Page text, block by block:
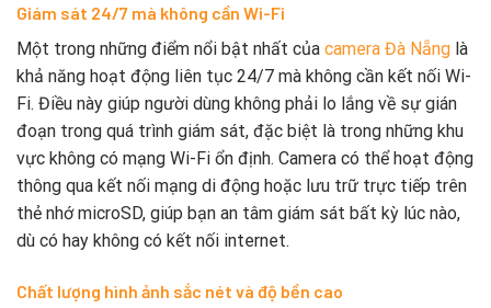
Giám sát 24/7 mà không cần Wi-Fi
Một trong những điểm nổi bật nhất của camera Đà Nẵng là
khả năng hoạt động liên tục 24/7 mà không cần kết nối Wi-
Fi. Điều này giúp người dùng không phải lo lắng về sự gián
đoạn trong quá trình giám sát, đặc biệt là trong những khu
vực không có mạng Wi-Fi ổn định. Camera có thể hoạt động
thông qua kết nối mạng di động hoặc lưu trữ trực tiếp trên
thẻ nhớ microSD, giúp bạn an tâm giám sát bất kỳ lúc nào,
dù có hay không có kết nối internet.
Chất lượng hình ảnh sắc nét và độ bền cao